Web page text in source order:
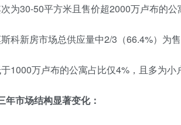
次为30-50平方米且售价超2000万卢布的
斯科新房市场总供应量中2/3（66.4%）为
于1000万卢布的公寓占比仅4%，且多为
年市场结构显著变化：